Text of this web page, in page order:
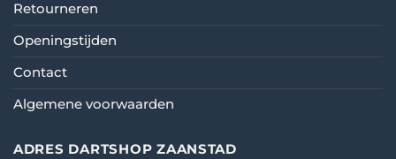
Retourneren
Openingstijden
Contact
Algemene voorwaarden
ADRES DARTSHOP ZAANSTAD